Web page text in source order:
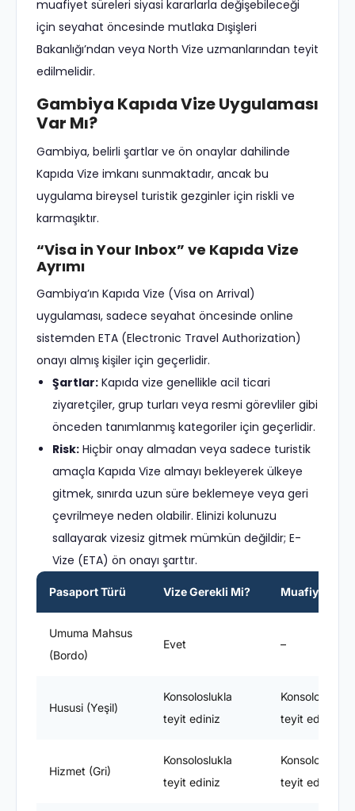
muafiyet süreleri siyasi kararlarla değişebileceği
için seyahat öncesinde mutlaka Dışişleri
Bakanlığı’ndan veya North Vize uzmanlarından teyit
edilmelidir.
Gambiya Kapıda Vize Uygulaması
Var Mı?
Gambiya, belirli şartlar ve ön onaylar dahilinde
Kapıda Vize imkanı sunmaktadır, ancak bu
uygulama bireysel turistik gezginler için riskli ve
karmaşıktır.
“Visa in Your Inbox” ve Kapıda Vize
Ayrımı
Gambiya’ın Kapıda Vize (Visa on Arrival)
uygulaması, sadece seyahat öncesinde online
sistemden ETA (Electronic Travel Authorization)
onayı almış kişiler için geçerlidir.
Şartlar: Kapıda vize genellikle acil ticari
ziyaretçiler, grup turları veya resmi görevliler gibi
önceden tanımlanmış kategoriler için geçerlidir.
Risk: Hiçbir onay almadan veya sadece turistik
amaçla Kapıda Vize almayı bekleyerek ülkeye
gitmek, sınırda uzun süre beklemeye veya geri
çevrilmeye neden olabilir. Elinizi kolunuzu
sallayarak vizesiz gitmek mümkün değildir; E-
Vize (ETA) ön onayı şarttır.
Pasaport Türü Vize Gerekli Mi? Muafiyet
Umuma Mahsus
(Bordo)
Evet –
Hususi (Yeşil)
Konsoloslukla
teyit ediniz
Konsoloslukla
teyit ediniz
Hizmet (Gri)
Konsoloslukla
teyit ediniz
Konsoloslukla
teyit ediniz